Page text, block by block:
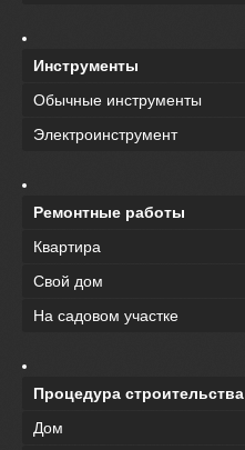
Инструменты
Обычные инструменты
Электроинструмент
Ремонтные работы
Квартира
Свой дом
На садовом участке
Процедура строительства
Дом